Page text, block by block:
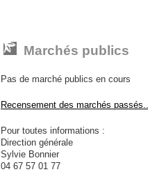
Marchés publics
Pas de marché publics en cours
Recensement des marchés
Pour toutes informations :
Direction générale
Sylvie Bonnier
04 67 57 01 77